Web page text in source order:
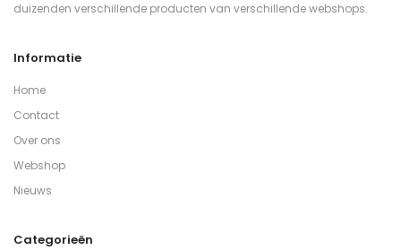
duizenden verschillende producten van verschillende webshops.
Informatie
Home
Contact
Over ons
Webshop
Nieuws
Categorieën